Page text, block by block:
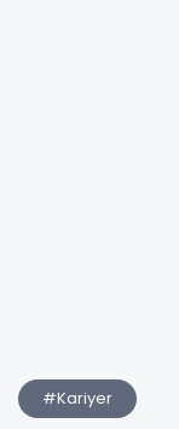
#Kariyer